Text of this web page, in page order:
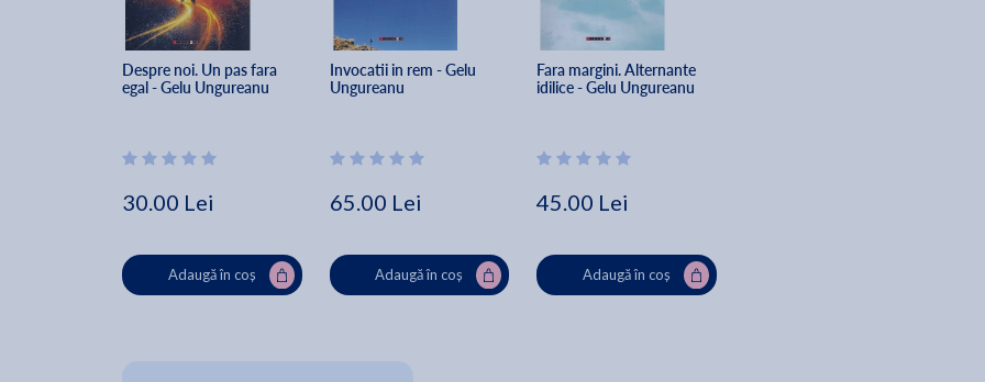
Despre noi. Un pas fara
egal - Gelu Ungureanu
30.00 Lei
Adaugă în coș
Invocatii in rem - Gelu
Ungureanu
65.00 Lei
Adaugă în coș
Fara margini. Alternante
idilice - Gelu Ungureanu
45.00 Lei
Adaugă în coș